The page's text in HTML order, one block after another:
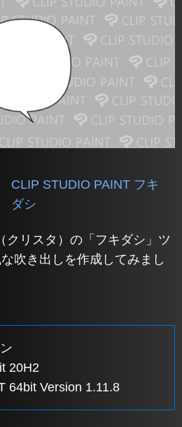
CLIP STUDIO PAINT フキ
ダシ
クリスタ）の「フキダシ」ツ
吹き出しを作成してみまし
20H2
64bit Version 1.11.8